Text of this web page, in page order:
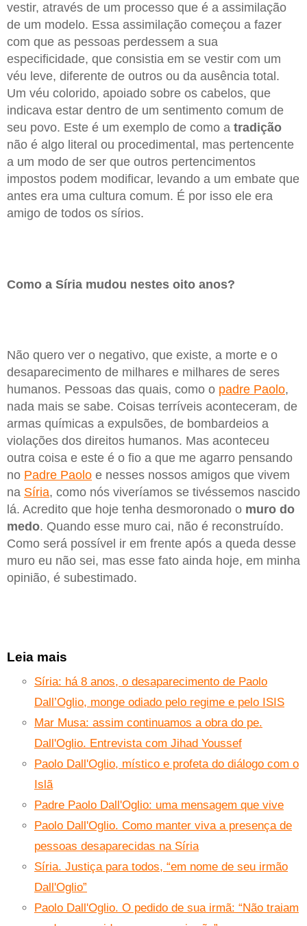
vestir, através de um processo que é a assimilação
de um modelo. Essa assimilação começou a fazer
com que as pessoas perdessem a sua
especificidade, que consistia em se vestir com um
véu leve, diferente de outros ou da ausência total.
Um véu colorido, apoiado sobre os cabelos, que
indicava estar dentro de um sentimento comum de
seu povo. Este é um exemplo de como a tradição
não é algo literal ou procedimental, mas pertencente
a um modo de ser que outros pertencimentos
impostos podem modificar, levando a um embate que
antes era uma cultura comum. É por isso ele era
amigo de todos os sírios.
Como a Síria mudou nestes oito anos?
Não quero ver o negativo, que existe, a morte e o
desaparecimento de milhares e milhares de seres
humanos. Pessoas das quais, como o padre Paolo,
nada mais se sabe. Coisas terríveis aconteceram, de
armas químicas a expulsões, de bombardeios a
violações dos direitos humanos. Mas aconteceu
outra coisa e este é o fio a que me agarro pensando
no Padre Paolo e nesses nossos amigos que vivem
na Síria, como nós viveríamos se tivéssemos nascido
lá. Acredito que hoje tenha desmoronado o muro do
medo. Quando esse muro cai, não é reconstruído.
Como será possível ir em frente após a queda desse
muro eu não sei, mas esse fato ainda hoje, em minha
opinião, é subestimado.
Leia mais
Síria: há 8 anos, o desaparecimento de Paolo
Dall’Oglio, monge odiado pelo regime e pelo ISIS
Mar Musa: assim continuamos a obra do pe.
Dall'Oglio. Entrevista com Jihad Youssef
Paolo Dall'Oglio, místico e profeta do diálogo com o
Islã
Padre Paolo Dall'Oglio: uma mensagem que vive
Paolo Dall'Oglio. Como manter viva a presença de
pessoas desaparecidas na Síria
Síria. Justiça para todos, “em nome de seu irmão
Dall'Oglio”
Paolo Dall'Oglio. O pedido de sua irmã: “Não traiam